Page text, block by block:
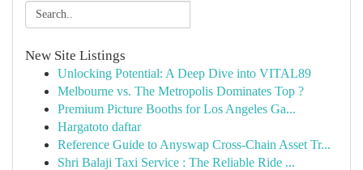
New Site Listings
Unlocking Potential: A Deep Dive into VITAL89
Melbourne vs. The Metropolis Dominates Top ?
Premium Picture Booths for Los Angeles Ga...
Hargatoto daftar
Reference Guide to Anyswap Cross-Chain Asset Tr...
Shri Balaji Taxi Service : The Reliable Ride ...